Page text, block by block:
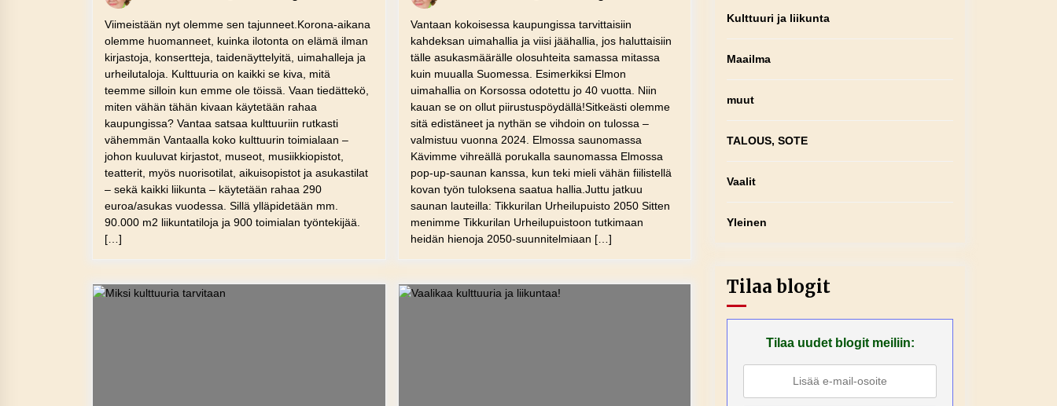
Viimeistään nyt olemme sen tajunneet.Korona-aikana
olemme huomanneet, kuinka ilotonta on elämä ilman
kirjastoja, konsertteja, taidenäyttelyitä, uimahalleja ja
urheilutaloja. Kulttuuria on kaikki se kiva, mitä
teemme silloin kun emme ole töissä. Vaan tiedättekö,
miten vähän tähän kivaan käytetään rahaa
kaupungissa? Vantaa satsaa kulttuuriin rutkasti
vähemmän Vantaalla koko kulttuurin toimialaan –
johon kuuluvat kirjastot, museot, musiikkiopistot,
teatterit, myös nuorisotilat, aikuisopistot ja asukastilat
– sekä kaikki liikunta – käytetään rahaa 290
euroa/asukas vuodessa. Sillä ylläpidetään mm.
90.000 m2 liikuntatiloja ja 900 toimialan työntekijää.
[…]
Vantaan kokoisessa kaupungissa tarvittaisiin
kahdeksan uimahallia ja viisi jäähallia, jos haluttaisiin
tälle asukasmäärälle olosuhteita samassa mitassa
kuin muualla Suomessa. Esimerkiksi Elmon
uimahallia on Korsossa odotettu jo 40 vuotta. Niin
kauan se on ollut piirustuspöydällä!Sitkeästi olemme
sitä edistäneet ja nythän se vihdoin on tulossa –
valmistuu vuonna 2024. Elmossa saunomassa
Kävimme vihreällä porukalla saunomassa Elmossa
pop-up-saunan kanssa, kun teki mieli vähän fiilistellä
kovan työn tuloksena saatua hallia.Juttu jatkuu
saunan lauteilla: Tikkurilan Urheilupuisto 2050 Sitten
menimme Tikkurilan Urheilupuistoon tutkimaan
heidän hienoja 2050-suunnitelmiaan […]
Kulttuuri ja liikunta
Maailma
muut
TALOUS, SOTE
Vaalit
Yleinen
Tilaa blogit
Tilaa uudet blogit meiliin: